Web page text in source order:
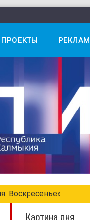
ПРОЕКТЫ
Воскресенье»
Картина дня